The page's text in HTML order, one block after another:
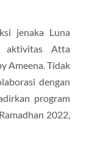
jenaka Luna
aktivitas Atta
Ameena. Tidak
dengan
program
2022,